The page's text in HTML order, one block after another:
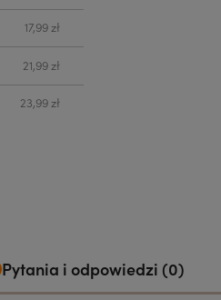
17,99 zł
21,99 zł
23,99 zł
Pytania i odpowiedzi (0)